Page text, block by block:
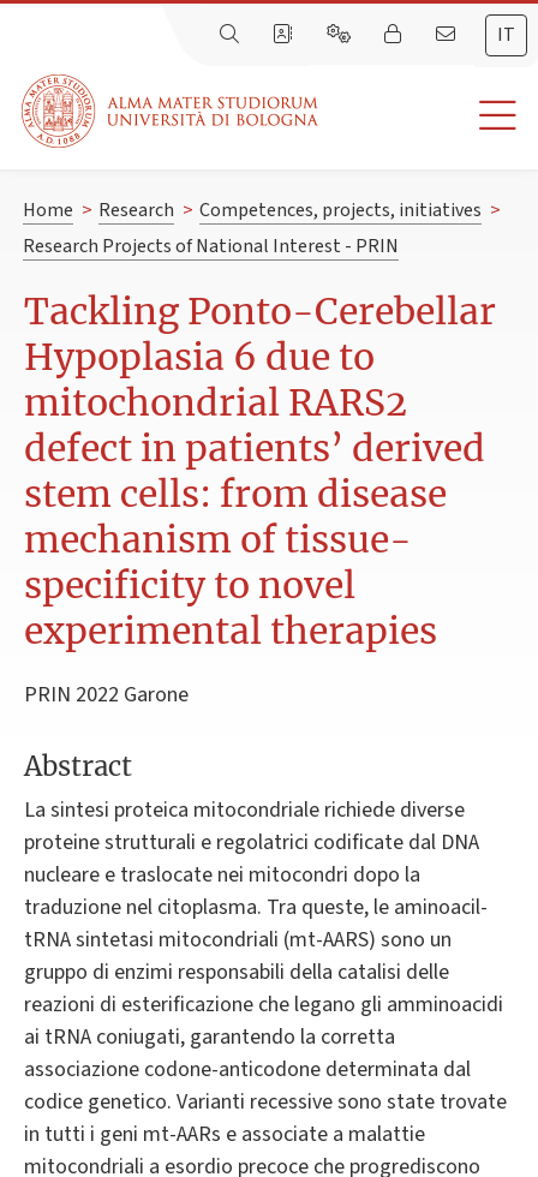
IT
Home > Research > Competences, projects, initiatives >
Research Projects of National Interest - PRIN
Tackling Ponto-Cerebellar
Hypoplasia 6 due to
mitochondrial RARS2
defect in patients’ derived
stem cells: from disease
mechanism of tissue-
specificity to novel
experimental therapies
PRIN 2022 Garone
Abstract
La sintesi proteica mitocondriale richiede diverse
proteine strutturali e regolatrici codificate dal DNA
nucleare e traslocate nei mitocondri dopo la
traduzione nel citoplasma. Tra queste, le aminoacil-
tRNA sintetasi mitocondriali (mt-AARS) sono un
gruppo di enzimi responsabili della catalisi delle
reazioni di esterificazione che legano gli amminoacidi
ai tRNA coniugati, garantendo la corretta
associazione codone-anticodone determinata dal
codice genetico. Varianti recessive sono state trovate
in tutti i geni mt-AARs e associate a malattie
mitocondriali a esordio precoce che progrediscono